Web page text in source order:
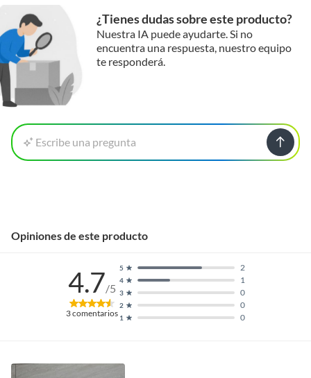
¿Tienes dudas sobre este producto?
Nuestra IA puede ayudarte. Si no
encuentra una respuesta, nuestro equipo
te responderá.
Escribe una pregunta
Opiniones de este producto
4.7/5
3comentarios 1 0
2 0
3 0
4 1
5 2